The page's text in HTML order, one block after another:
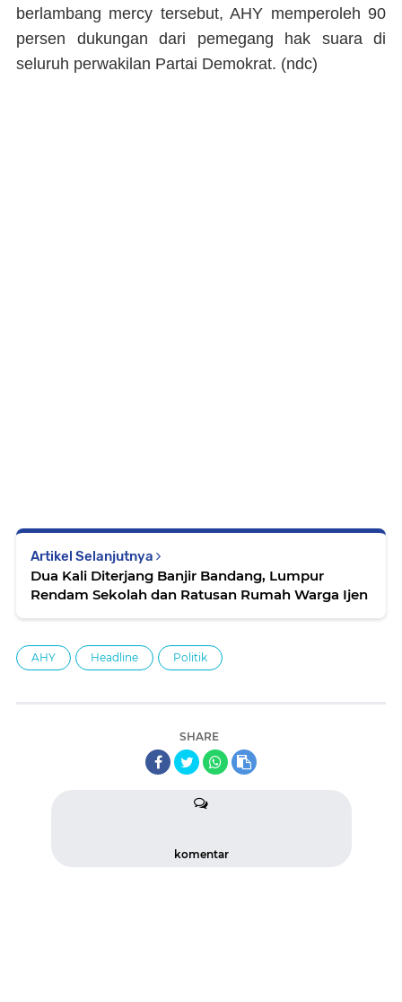
berlambang mercy tersebut, AHY memperoleh 90
persen dukungan dari pemegang hak suara di
seluruh perwakilan Partai Demokrat. (ndc)
Artikel Selanjutnya
Dua Kali Diterjang Banjir Bandang, Lumpur
Rendam Sekolah dan Ratusan Rumah Warga Ijen
AHY Headline Politik
SHARE
komentar